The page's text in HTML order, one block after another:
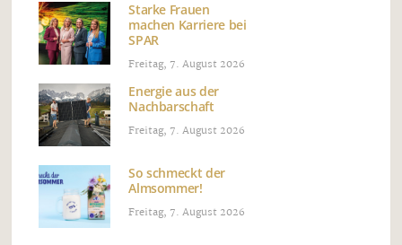
Starke Frauen
machen Karriere bei
SPAR
Freitag, 7. August 2026
Energie aus der
Nachbarschaft
Freitag, 7. August 2026
So schmeckt der
Almsommer!
Freitag, 7. August 2026